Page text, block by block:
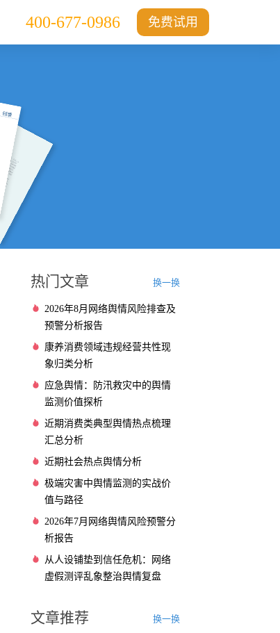
免费试用
400-677-0986
热门文章 换一换
2026年8月网络舆情风险排查及
预警分析报告
康养消费领域违规经营共性现
象归类分析
应急舆情：防汛救灾中的舆情
监测价值探析
近期消费类典型舆情热点梳理
汇总分析
近期社会热点舆情分析
极端灾害中舆情监测的实战价
值与路径
2026年7月网络舆情风险预警分
析报告
从人设铺垫到信任危机：网络
虚假测评乱象整治舆情复盘
文章推荐 换一换